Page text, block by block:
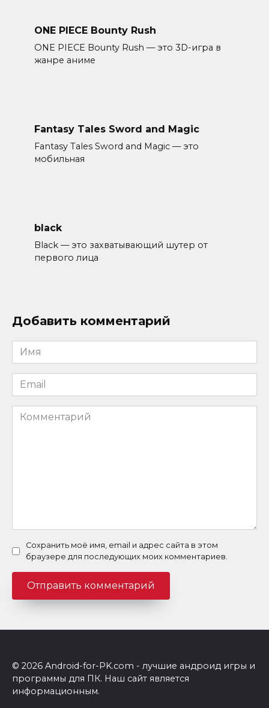
ONE PIECE Bounty Rush
ONE PIECE Bounty Rush — это 3D-игра в
жанре аниме
Fantasy Tales Sword and Magic
Fantasy Tales Sword and Magic — это
мобильная
black
Black — это захватывающий шутер от
первого лица
Добавить комментарий
Имя
*
Email
*
Комментарий
Сохранить моё имя, email и адрес сайта в этом
браузере для последующих моих комментариев.
© 2026 Android-for-PK.com - лучшие андроид игры и
программы для ПК. Наш сайт является
информационным.